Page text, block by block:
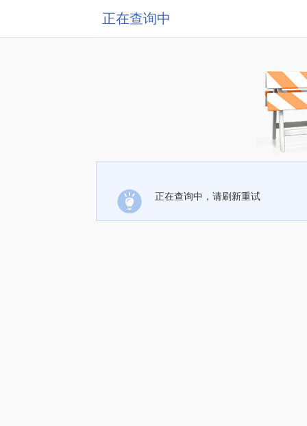
正在查询中
正在查询中，请刷新重试